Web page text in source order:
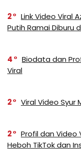
2
Link Video Viral
Putih Ramai Diburu
4
Biodata dan
Viral
2 Viral Video Syur
2
Profil dan Video
Heboh TikTok dan